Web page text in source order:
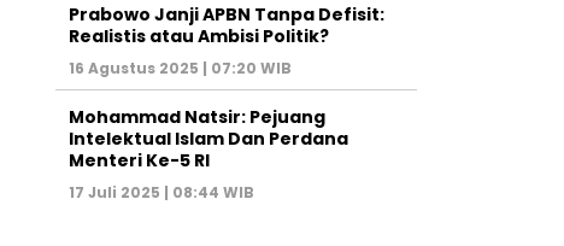
Prabowo Janji APBN Tanpa Defisit:
Realistis atau Ambisi Politik?
16 Agustus 2025 | 07:20 WIB
Mohammad Natsir: Pejuang
Intelektual Islam Dan Perdana
Menteri Ke-5 RI
17 Juli 2025 | 08:44 WIB